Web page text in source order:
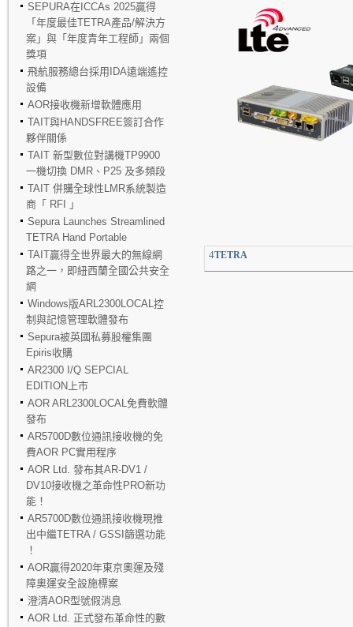
SEPURA在ICCAs 2025贏得
「年度最佳TETRA產品/解決方
案」與「年度青年工程師」兩個
獎項
飛航服務總台採用IDA遠端遙控
設備
AOR接收機新增軟體應用
TAIT與HANDSFREE簽訂合作
夥伴關係
TAIT 新型數位對講機TP9900
一機切換 DMR、P25 及多頻段
TAIT 併購全球性LMR系統製造
商「 RFI 」
Sepura Launches Streamlined
TETRA Hand Portable
TAIT贏得全世界最大的無線網
路之一，即紐西蘭全國公共安全
網
Windows版ARL2300LOCAL控
制與記憶管理軟體發布
Sepura被英國私募股權集團
Epiris收購
AR2300 I/Q SEPCIAL
EDITION上市
AOR ARL2300LOCAL免費軟體
發布
AR5700D數位通訊接收機的免
費AOR PC實用程序
AOR Ltd. 發布其AR-DV1 /
DV10接收機之革命性PRO新功
能！
AR5700D數位通訊接收機現推
出中繼TETRA / GSSI篩選功能
！
AOR贏得2020年東京奧運及殘
障奧運安全設施標案
澄清AOR型號假消息
AOR Ltd. 正式發布革命性的數
4TETRA